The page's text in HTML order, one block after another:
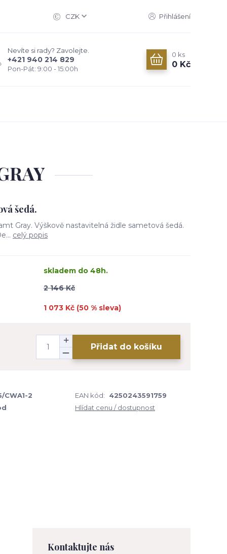
CZK Přihlášení
Nevíte si rady? Zavolejte.
+421 940 214 829
Pon-Pát: 9:00 - 15:00h
0 ks
0 Kč
šedá.
Gray. Výškově nastavitelná židle sametová šedá.
celý popis
skladem do 48h.
2 146 Kč
1 073 Kč (50 % sleva)
Přidat do košíku
CWA1-2 EAN kód:
4250243591759
Hlídat cenu / dostupnost
Kontaktujte nás